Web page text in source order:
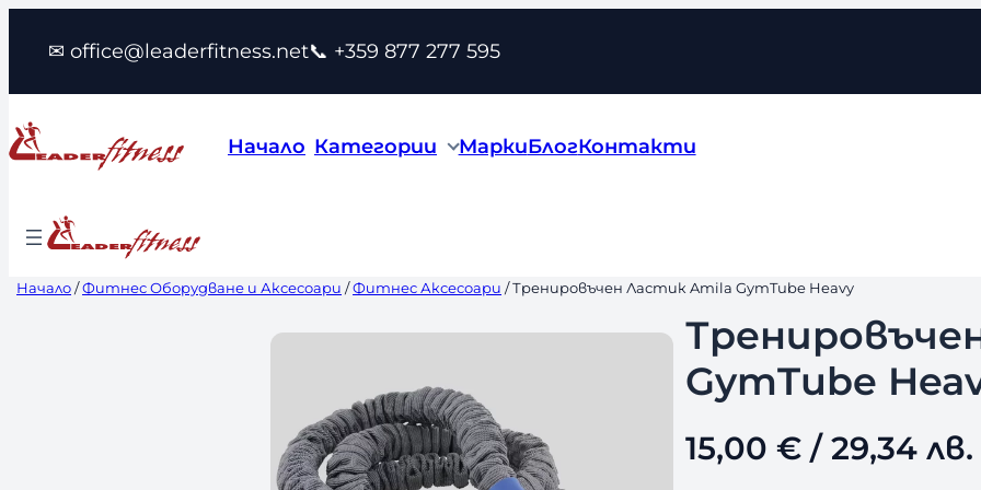
съдържанието
✉ office@leaderfitness.net📞 +359 877 277 595
Начало Категории МаркиБлогКонтакти
Начало/Фитнес Оборудване и Аксесоари /Фитнес Аксесоари / Тренировъчен Ластик Amila GymTube Heavy
GymTube
15,00 €/ 29,34 лв.